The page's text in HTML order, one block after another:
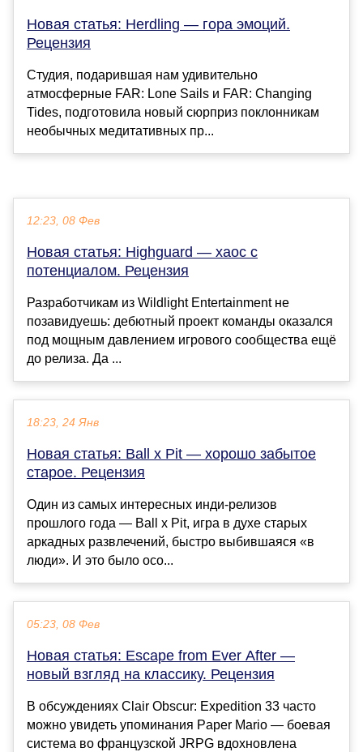
Новая статья: Herdling — гора эмоций.
Рецензия
Студия, подарившая нам удивительно
атмосферные FAR: Lone Sails и FAR: Changing
Tides, подготовила новый сюрприз поклонникам
необычных медитативных пр...
12:23, 08 Фев
Новая статья: Highguard — хаос с
потенциалом. Рецензия
Разработчикам из Wildlight Entertainment не
позавидуешь: дебютный проект команды оказался
под мощным давлением игрового сообщества ещё
до релиза. Да ...
18:23, 24 Янв
Новая статья: Ball x Pit — хорошо забытое
старое. Рецензия
Один из самых интересных инди-релизов
прошлого года — Ball x Pit, игра в духе старых
аркадных развлечений, быстро выбившаяся «в
люди». И это было осо...
05:23, 08 Фев
Новая статья: Escape from Ever After —
новый взгляд на классику. Рецензия
В обсуждениях Clair Obscur: Expedition 33 часто
можно увидеть упоминания Paper Mario — боевая
система во французской JRPG вдохновлена